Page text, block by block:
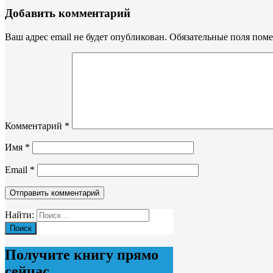
Добавить комментарий
Ваш адрес email не будет опубликован. Обязательные поля
Комментарий *
Имя *
Email *
Найти:
Получите книгу прямо